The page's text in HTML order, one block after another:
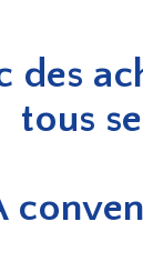
des
tous